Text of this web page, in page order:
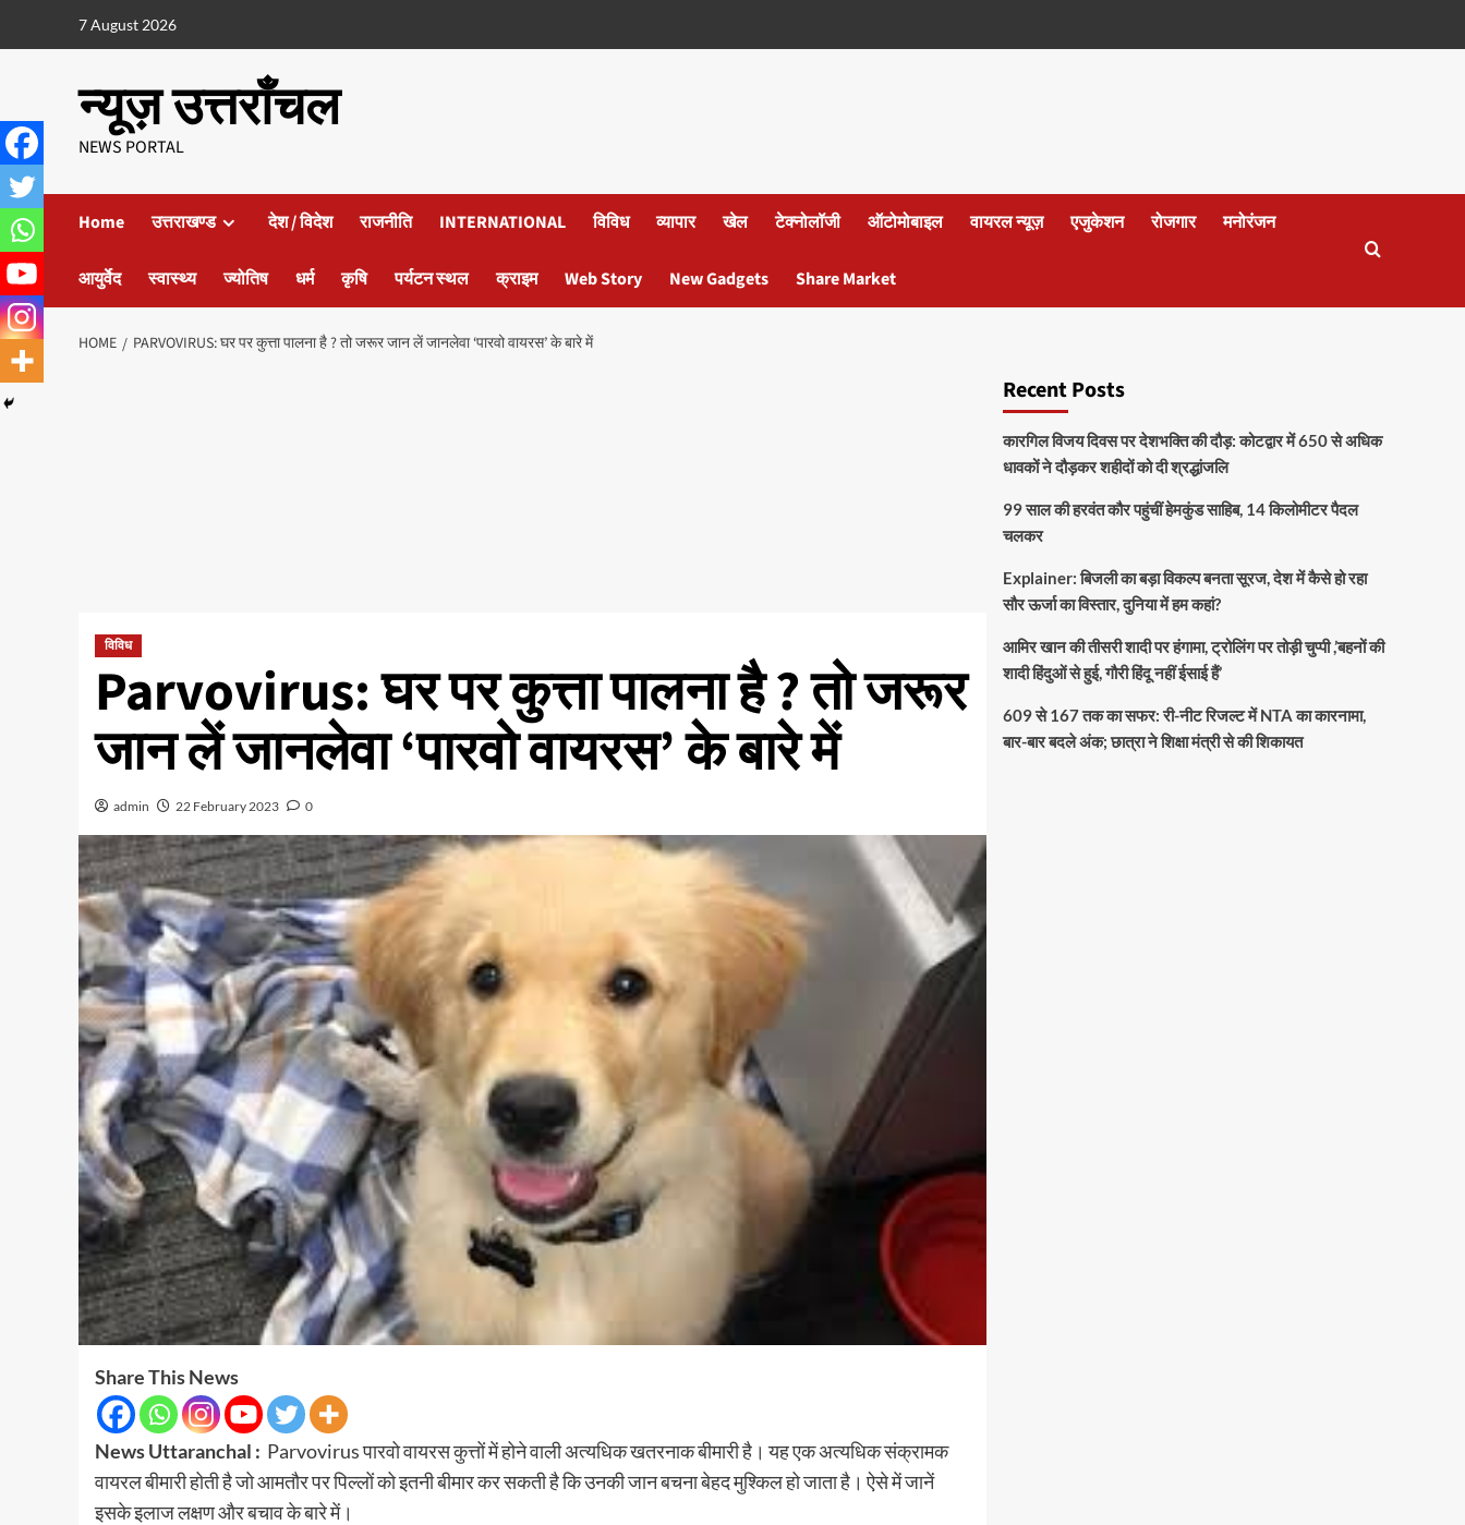
7 August 2026
न्यूज़ उत्तराँचल
NEWS PORTAL
Home उत्तराखण्ड देश / विदेश राजनीति INTERNATIONAL विविध व्यापार खेल टेक्नोलॉजी ऑटोमोबाइल वायरल न्यूज़ एजुकेशन रोजगार मनोरंजन
आयुर्वेद स्वास्थ्य ज्योतिष धर्म कृषि पर्यटन स्थल क्राइम Web Story New Gadgets Share Market
HOME PARVOVIRUS: घर पर कुत्ता पालना है ? तो जरूर जान लें जानलेवा ‘पारवो वायरस’ के बारे में
विविध
Parvovirus: घर पर कुत्ता पालना है ? तो जरूर
जान लें जानलेवा ‘पारवो वायरस’ के बारे में
admin 22 February 2023 0
Share This News
News Uttaranchal : Parvovirus पारवो वायरस कुत्तों में होने वाली अत्यधिक खतरनाक बीमारी है। यह एक अत्यधिक संक्रामक
वायरल बीमारी होती है जो आमतौर पर पिल्लों को इतनी बीमार कर सकती है कि उनकी जान बचना बेहद मुश्किल हो जाता है। ऐसे में जानें
इसके इलाज लक्षण और बचाव के बारे में।
Recent Posts
कारगिल विजय दिवस पर देशभक्ति की दौड़: कोटद्वार में 650 से अधिक
धावकों ने दौड़कर शहीदों को दी श्रद्धांजलि
99 साल की हरवंत कौर पहुंचीं हेमकुंड साहिब, 14 किलोमीटर पैदल
चलकर
Explainer: बिजली का बड़ा विकल्प बनता सूरज, देश में कैसे हो रहा
सौर ऊर्जा का विस्तार, दुनिया में हम कहां?
आमिर खान की तीसरी शादी पर हंगामा, ट्रोलिंग पर तोड़ी चुप्पी ,’बहनों की
शादी हिंदुओं से हुई, गौरी हिंदू नहीं ईसाई हैं’
609 से 167 तक का सफर: री-नीट रिजल्ट में NTA का कारनामा,
बार-बार बदले अंक; छात्रा ने शिक्षा मंत्री से की शिकायत